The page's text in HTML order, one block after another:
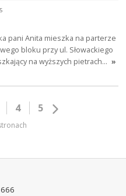
pani Anita mieszka na parterze
bloku przy ul. Słowackiego
na wyższych pietrach… »
4 5